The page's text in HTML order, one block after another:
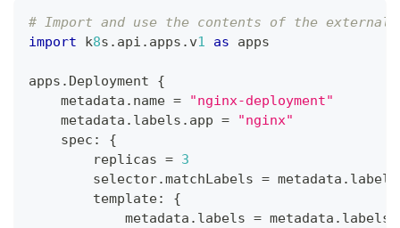
# Import and use the contents of the external
import k8s . api . apps . v1 as apps
apps . Deployment {
    metadata
. name =
"nginx-deployment"
    metadata
. labels . app =
"nginx"
    spec
:
{
        replicas
= 3
        selector
.matchLabels = metadata . labels
        template
:
{
            metadata
. labels = metadata . labels